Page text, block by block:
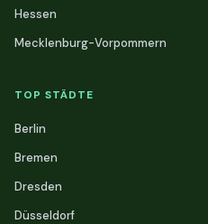
Hessen
Mecklenburg-Vorpommern
TOP STÄDTE
Berlin
Bremen
Dresden
Düsseldorf